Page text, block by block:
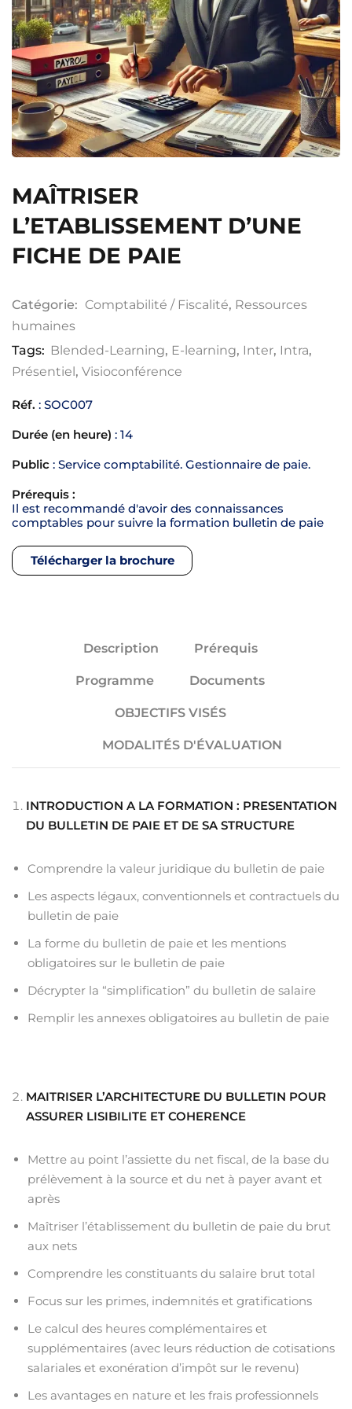
d’emploi
compte
MAÎTRISER
L’ETABLISSEMENT D’UNE
FICHE DE PAIE
Catégorie: Comptabilité / Fiscalité, Ressources
humaines
Tags: Blended-Learning, E-learning, Inter, Intra,
Présentiel, Visioconférence
Réf. : SOC007
Durée (en heure) : 14
Public : Service comptabilité. Gestionnaire de paie.
Prérequis :
Il est recommandé d'avoir des connaissances
comptables pour suivre la formation bulletin de paie
Télécharger la brochure
Description Prérequis
Programme Documents
OBJECTIFS VISÉS
MODALITÉS D'ÉVALUATION
INTRODUCTION A LA FORMATION : PRESENTATION
DU BULLETIN DE PAIE ET DE SA STRUCTURE
Comprendre la valeur juridique du bulletin de paie
Les aspects légaux, conventionnels et contractuels du
bulletin de paie
La forme du bulletin de paie et les mentions
obligatoires sur le bulletin de paie
Décrypter la “simplification” du bulletin de salaire
Remplir les annexes obligatoires au bulletin de paie
MAITRISER L’ARCHITECTURE DU BULLETIN POUR
ASSURER LISIBILITE ET COHERENCE
Mettre au point l’assiette du net fiscal, de la base du
prélèvement à la source et du net à payer avant et
après
Maîtriser l’établissement du bulletin de paie du brut
aux nets
Comprendre les constituants du salaire brut total
Focus sur les primes, indemnités et gratifications
Le calcul des heures complémentaires et
supplémentaires (avec leurs réduction de cotisations
salariales et exonération d’impôt sur le revenu)
Les avantages en nature et les frais professionnels